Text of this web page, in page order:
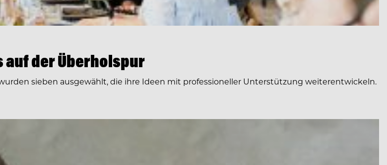
der Überholspur
sieben ausgewählt, die ihre Ideen mit professioneller Unterstützung weiterentwickeln.